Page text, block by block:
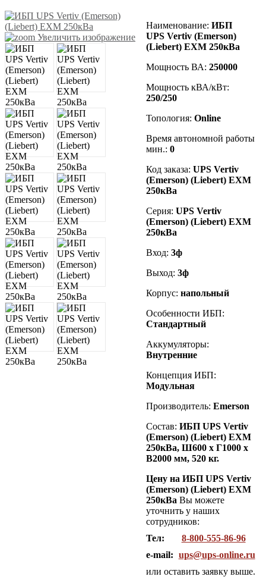
Увеличить изображение
Наименование: ИБП
UPS Vertiv (Emerson)
(Liebert) EXM 250кВа
Мощность ВА: 250000
Мощность кВА/кВт:
250/250
Топология: Online
Время автономной работы
мин.: 0
Код заказа: UPS Vertiv
(Emerson) (Liebert) EXM
250кВа
Серия: UPS Vertiv
(Emerson) (Liebert) EXM
250кВа
Вход: 3ф
Выход: 3ф
Корпус: напольный
Особенности ИБП:
Стандартный
Аккумуляторы:
Внутренние
Концепция ИБП:
Модульная
Производитель: Emerson
Состав: ИБП UPS Vertiv
(Emerson) (Liebert) EXM
250кВа, Ш600 х Г1000 х
В2000 мм, 520 кг.
Цену на ИБП UPS Vertiv
(Emerson) (Liebert) EXM
250кВа Вы можете
уточнить у наших
сотрудников:
Тел:
8-800-555-86-96
e-mail: ups@ups-online.ru
или оставить заявку выше.